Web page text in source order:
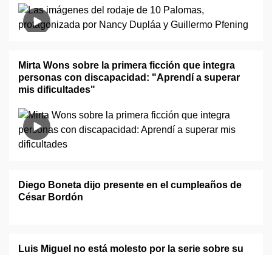
Mirta Wons sobre la primera ficción que integra
personas con discapacidad: "Aprendí a superar
mis dificultades"
Diego Boneta dijo presente en el cumpleaños de
César Bordón
Luis Miguel no está molesto por la serie sobre su